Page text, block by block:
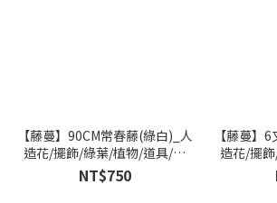
【藤蔓】90CM常春藤(綠白)_人
造花/擺飾/綠葉/植物/道具/拍
攝/攝影/假花/園藝_台灣造花
NT$750
【藤蔓】
造花/擺
攝/攝影/